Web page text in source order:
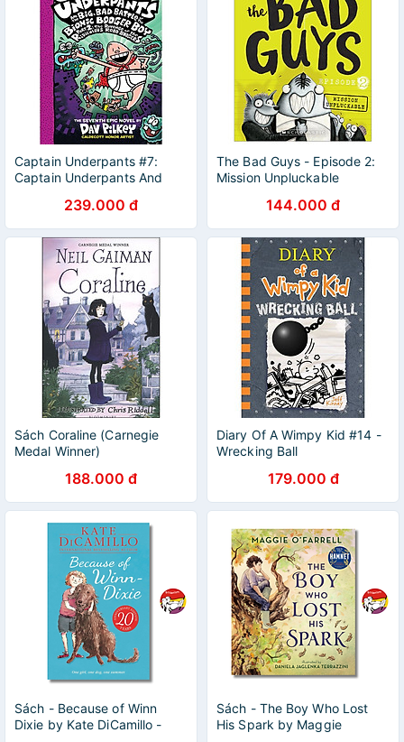
Captain Underpants #7:
Captain Underpants And
Bionic Booger Boy, Part 2:
The Revenge Of The
Ridiculous Robo-Boogers
(Color Edition)
239.000 đ
The Bad Guys - Episode 2:
Mission Unpluckable
144.000 đ
Sách Coraline (Carnegie
Medal Winner)
188.000 đ
Diary Of A Wimpy Kid #14 -
Wrecking Ball
179.000 đ
Sách - Because of Winn
Dixie by Kate DiCamillo -
Sách - The Boy Who Lost
His Spark by Maggie